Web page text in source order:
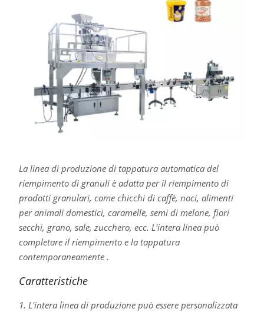
La linea di produzione di tappatura automatica del
riempimento di granuli è adatta per il riempimento di
prodotti granulari, come chicchi di caffè, noci, alimenti
per animali domestici, caramelle, semi di melone, fiori
secchi, grano, sale, zucchero, ecc. L'intera linea può
completare il riempimento e la tappatura
contemporaneamente .
Caratteristiche
1. L'intera linea di produzione può essere personalizzata